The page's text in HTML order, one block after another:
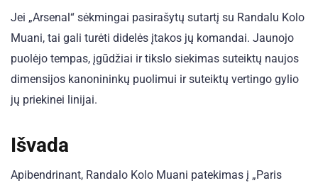
Jei „Arsenal“ sėkmingai pasirašytų sutartį su Randalu Kolo
Muani, tai gali turėti didelės įtakos jų komandai. Jaunojo
puolėjo tempas, įgūdžiai ir tikslo siekimas suteiktų naujos
dimensijos kanonininkų puolimui ir suteiktų vertingo gylio
jų priekinei linijai.
Išvada
Apibendrinant, Randalo Kolo Muani patekimas į „Paris